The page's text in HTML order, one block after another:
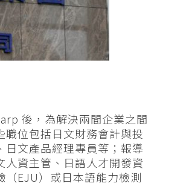
後，為解決兩間企業之間
位包括日文財務會計與投
文產品經理專員等；報導
資主管、日語人才開發資
EJU）或日本語能力檢測